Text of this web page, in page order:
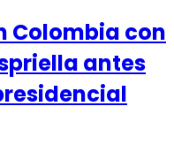
Colombia con
antes